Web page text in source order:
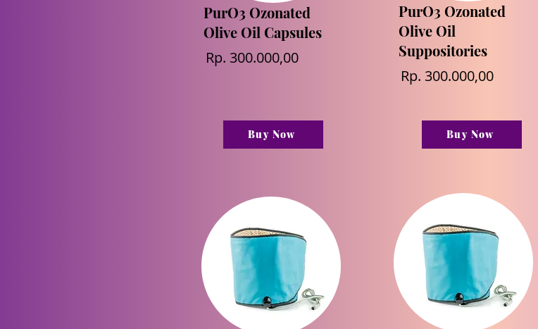
PurO3 Ozonated
Olive Oil Capsules
Rp. 300.000,00
Buy Now
PurO3 Ozonated
Olive Oil
Suppositories
Rp. 300.000,00
Buy Now